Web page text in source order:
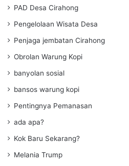
PAD Desa Cirahong
Pengelolaan Wisata Desa
Penjaga jembatan Cirahong
Obrolan Warung Kopi
banyolan sosial
bansos warung kopi
Pentingnya Pemanasan
ada apa?
Kok Baru Sekarang?
Melania Trump